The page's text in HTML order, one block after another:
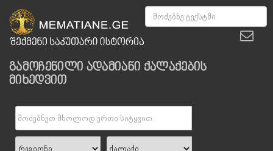
გამოჩენილი ადამიანი ქალაქების
მიხედვით